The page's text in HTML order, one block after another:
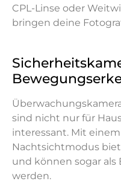
CPL-Linse oder
bringen deine
sind nicht nur für
interessant. Mit
Nachtsichtmodus
und können sogar
werden.